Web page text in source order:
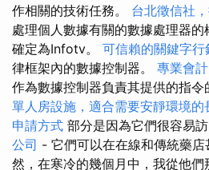
作相關的技術任務。 台北徵信社
處理個人數據有關的數據處理器
確定為Infotv。 可信賴的關鍵字行
律框架內的數據控制器。 專業會
作為數據控制器負責其提供的指令
單人房設施，適合需要安靜環境的
申請方式 部分是因為它們很容易
公司 - 它們可以在在線和傳統藥
然，在寒冷的幾個月中，我從他們